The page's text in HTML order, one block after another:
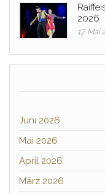
2026
17. Mai
Juni 2026
Mai 2026
April 2026
März 2026